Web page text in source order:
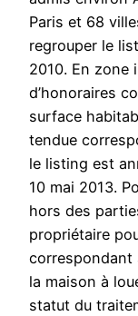
Paris et 68
regrouper le
2010. En zone
d’honoraires
surface
tendue
le listing est
10 mai 2013.
hors des
propriétaire
correspondant
la maison à
statut du